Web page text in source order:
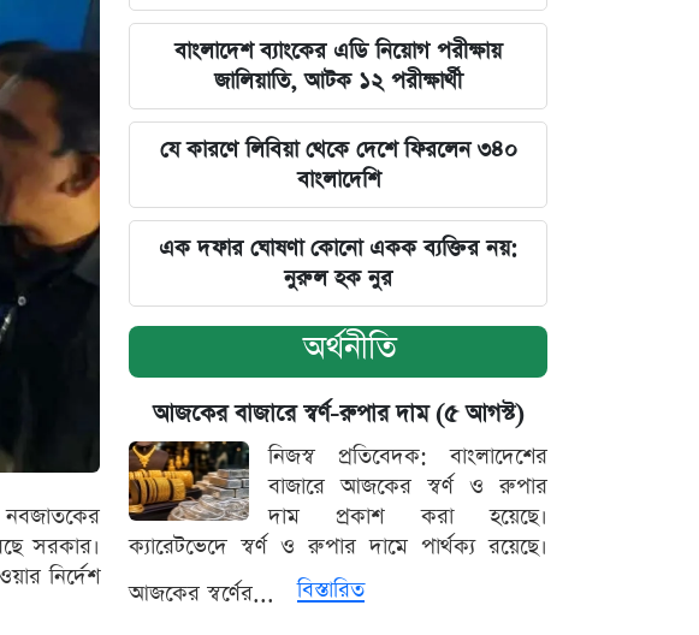
নবজাতকের
সরকার।
নির্দেশ
বাংলাদেশ ব্যাংকের এডি নিয়োগ পরীক্ষায়
জালিয়াতি, আটক ১২ পরীক্ষার্থী
যে কারণে লিবিয়া থেকে দেশে ফিরলেন ৩৪০
বাংলাদেশি
এক দফার ঘোষণা কোনো একক ব্যক্তির নয়:
নুরুল হক নুর
অর্থনীতি
আজকের বাজারে স্বর্ণ-রুপার দাম (৫ আগস্ট)
নিজস্ব প্রতিবেদক: বাংলাদেশের
বাজারে আজকের স্বর্ণ ও রুপার
দাম প্রকাশ করা হয়েছে।
ক্যারেটভেদে স্বর্ণ ও রুপার দামে পার্থক্য রয়েছে।
আজকের স্বর্ণের...
বিস্তারিত